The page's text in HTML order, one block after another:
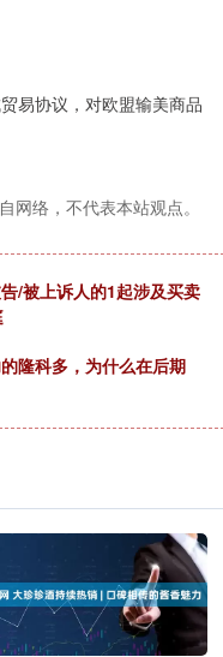
易协议，对欧盟输美商品
网络，不代表本站观点。
/被上诉人的1起涉及买卖
隆科多，为什么在后期